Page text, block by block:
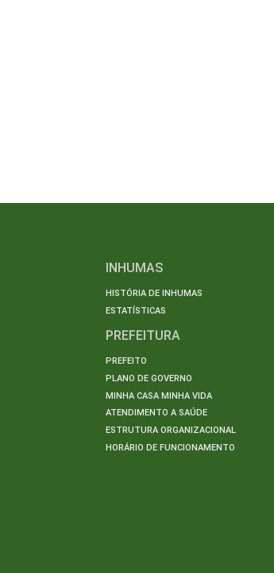
INHUMAS
HISTÓRIA DE INHUMAS
ESTATÍSTICAS
PREFEITURA
PREFEITO
PLANO DE GOVERNO
MINHA CASA MINHA VIDA
ATENDIMENTO A SAÚDE
ESTRUTURA ORGANIZACIONAL
HORÁRIO DE FUNCIONAMENTO